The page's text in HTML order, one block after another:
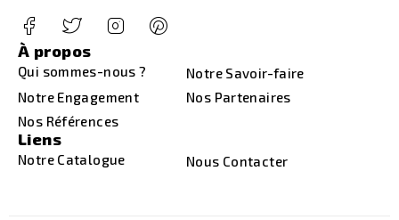
À propos
Qui sommes-nous ?
Notre Savoir-faire
Notre Engagement
Nos Partenaires
Nos Références
Liens
Notre Catalogue Nous Contacter